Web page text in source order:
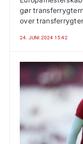
gør
over
24. JUNI 2024 15:42